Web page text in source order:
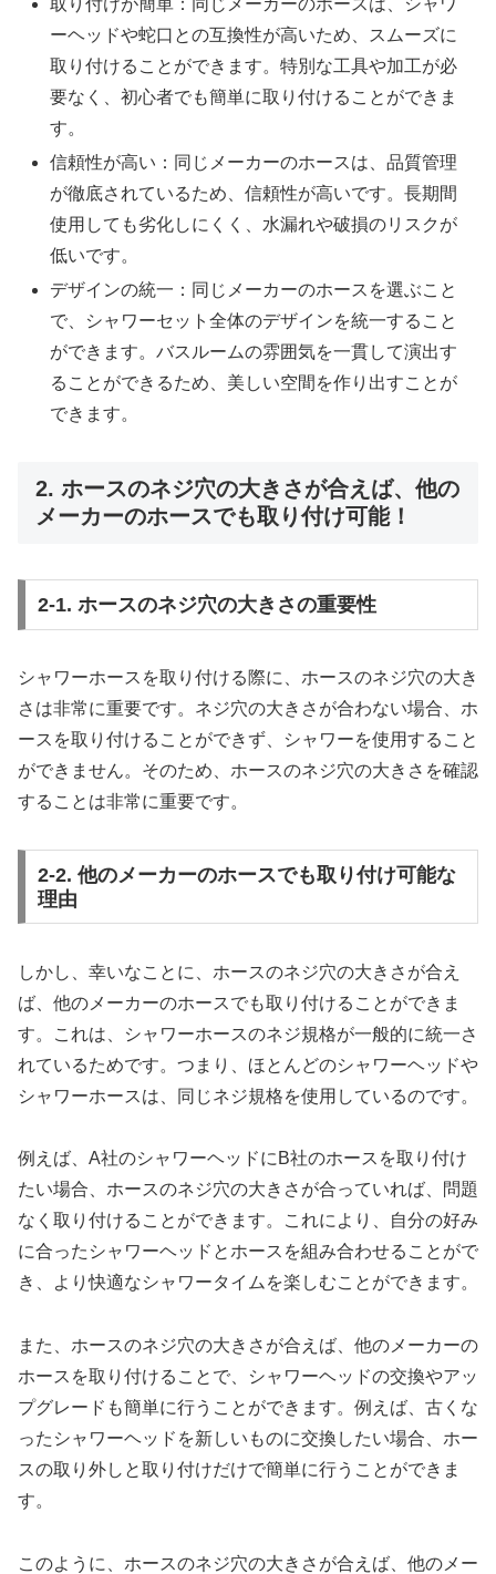
ーヘッドや蛇口との互換性が高いため、スムーズに
取り付けることができます。特別な工具や加工が必
要なく、初心者でも簡単に取り付けることができま
す。
信頼性が高い：同じメーカーのホースは、品質管理
が徹底されているため、信頼性が高いです。長期間
使用しても劣化しにくく、水漏れや破損のリスクが
低いです。
デザインの統一：同じメーカーのホースを選ぶこと
で、シャワーセット全体のデザインを統一すること
ができます。バスルームの雰囲気を一貫して演出す
ることができるため、美しい空間を作り出すことが
できます。
2. ホースのネジ穴の大きさが合えば、他の
メーカーのホースでも取り付け可能！
2-1. ホースのネジ穴の大きさの重要性
シャワーホースを取り付ける際に、ホースのネジ穴の大き
さは非常に重要です。ネジ穴の大きさが合わない場合、ホ
ースを取り付けることができず、シャワーを使用すること
ができません。そのため、ホースのネジ穴の大きさを確認
することは非常に重要です。
2-2. 他のメーカーのホースでも取り付け可能な
理由
しかし、幸いなことに、ホースのネジ穴の大きさが合え
ば、他のメーカーのホースでも取り付けることができま
す。これは、シャワーホースのネジ規格が一般的に統一さ
れているためです。つまり、ほとんどのシャワーヘッドや
シャワーホースは、同じネジ規格を使用しているのです。
例えば、A社のシャワーヘッドにB社のホースを取り付け
たい場合、ホースのネジ穴の大きさが合っていれば、問題
なく取り付けることができます。これにより、自分の好み
に合ったシャワーヘッドとホースを組み合わせることがで
き、より快適なシャワータイムを楽しむことができます。
また、ホースのネジ穴の大きさが合えば、他のメーカーの
ホースを取り付けることで、シャワーヘッドの交換やアッ
プグレードも簡単に行うことができます。例えば、古くな
ったシャワーヘッドを新しいものに交換したい場合、ホー
スの取り外しと取り付けだけで簡単に行うことができま
す。
このように、ホースのネジ穴の大きさが合えば、他のメー